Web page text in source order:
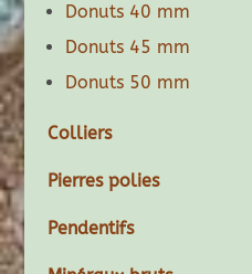
Donuts 40 mm
Donuts 45 mm
Donuts 50 mm
Colliers
Pierres polies
Pendentifs